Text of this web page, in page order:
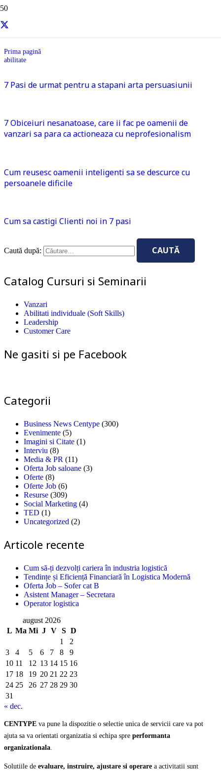
abilitate
Prima pagină
abilitate
7 Pasi de urmat pentru a stapani arta persuasiunii
7 Obiceiuri nesanatoase, care ii fac pe oamenii de
vanzari sa para ca actioneaza cu neprofesionalism
Cum reusesc oamenii inteligenti sa se descurce cu
persoanele dificile
Cum sa castigi Clienti noi in 7 pasi
Caută după:
Catalog Cursuri si Seminarii
Vanzari
Abilitati individuale (Soft Skills)
Leadership
Customer Care
Ne gasiti si pe Facebook
Categorii
Business News Centype (300)
Evenimente (5)
Imagini si Citate (1)
Interviu (8)
Media & PR (11)
Oferta Job saloane (3)
Oferte (8)
Oferte Job (6)
Resurse (309)
Social Marketing (4)
TED (1)
Uncategorized (2)
Articole recente
Cum să-ți dezvolți cariera în industria logistică
Tendințe și Eficiență Financiară în Logistica Modernă
Oferta Job – Sofer cat B
Asistent Manager – Secretara
Operator logistica
august 2026
L Ma Mi J V S D
1
2
3
4 5 6 7 8
9
10 11 12 13 14 15 16
17 18 19 20 21 22 23
24 25 26 27 28 29 30
31
« dec.
CENTYPE va pune la dispozitie o selectie unica de servicii care va pot
ajuta sa va orientati organizatia si echipa spre performanta
organizationala
Solutiile de evaluare, instruire, ajustare si operare a activitatii sunt